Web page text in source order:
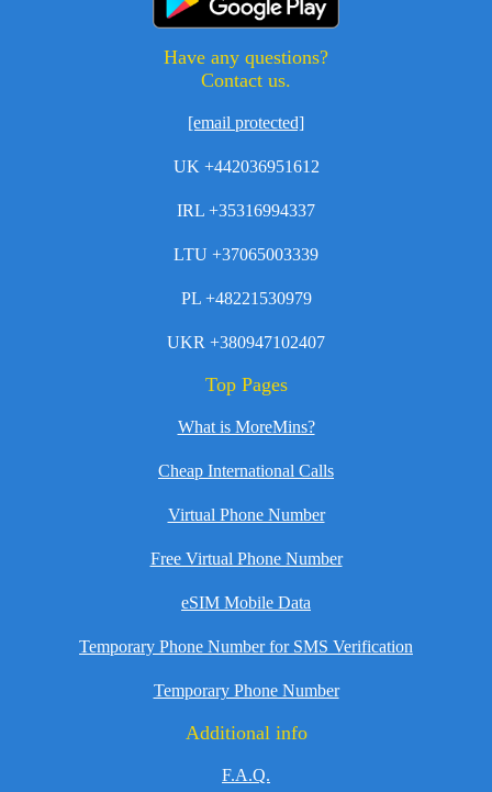
Have any questions?
Contact us.
[email protected]
UK +442036951612
IRL +35316994337
LTU +37065003339
PL +48221530979
UKR +380947102407
Top Pages
What is MoreMins?
Cheap International Calls
Virtual Phone Number
Free Virtual Phone Number
eSIM Mobile Data
Temporary Phone Number for SMS Verification
Temporary Phone Number
Additional info
F.A.Q.